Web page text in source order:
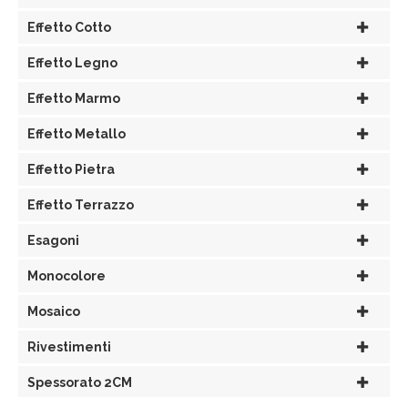
Effetto Cotto
Effetto Legno
Effetto Marmo
Effetto Metallo
Effetto Pietra
Effetto Terrazzo
Esagoni
Monocolore
Mosaico
Rivestimenti
Spessorato 2CM